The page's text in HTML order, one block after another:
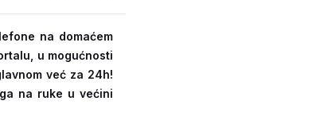
na domaćem
u mogućnosti
već za 24h!
na ruke u većini